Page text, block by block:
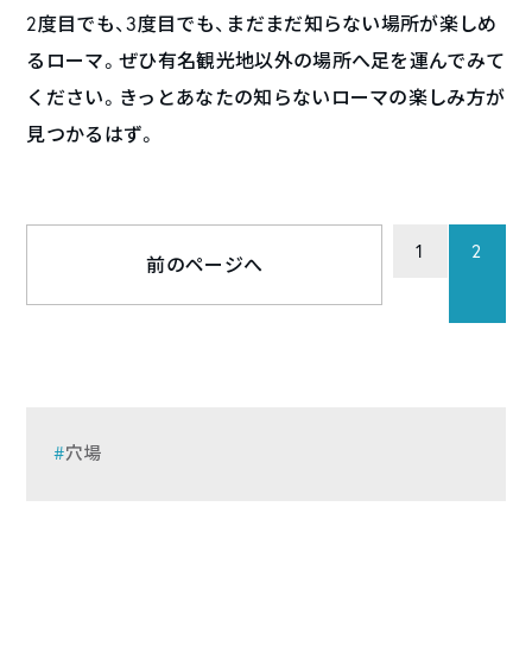
2度目でも、3度目でも、まだまだ知らない場所が楽しめ
るローマ。ぜひ有名観光地以外の場所へ足を運んでみて
ください。きっとあなたの知らないローマの楽しみ方が
見つかるはず。
前のページへ
1 2
穴場